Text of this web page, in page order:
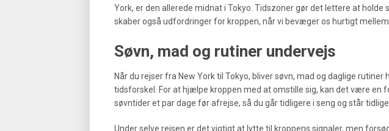
York, er den allerede midnat i Tokyo. Tidszoner gør det lettere at holde
skaber også udfordringer for kroppen, når vi bevæger os hurtigt
Søvn, mad og rutiner undervejs
Når du rejser fra New York til Tokyo, bliver søvn, mad og daglige
tidsforskel. For at hjælpe kroppen med at omstille sig, kan det være en
søvntider et par dage før afrejse, så du går tidligere i seng og står
Under selve rejsen er det vigtigt at lytte til kroppens signaler, men